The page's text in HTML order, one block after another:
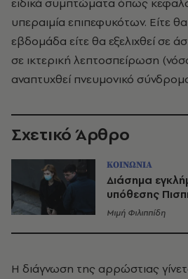
υπεραιμία επιπεφυκότων. Είτε
εβδομάδα είτε θα εξελιχθεί σε
σε ικτερική λεπτοσπείρωση
αναπτυχθεί πνευμονικό
Σχετικό Άρθρο
ΚΟΙΝΩΝΙΑ
Διάσημα
υπόθεσης
Μιμή Φιλιππίδη
Η διάγνωση της αρρώστιας